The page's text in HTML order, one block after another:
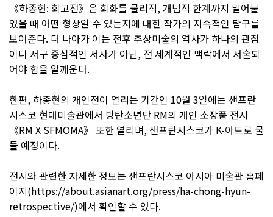
《하종현: 회고전》은 회화를 물리적, 개념적 한계까지 밀어붙
였을 때 어떤 형상일 수 있는지에 대한 작가의 지속적인 탐구를
보여준다. 더 나아가 이는 전후 추상미술의 역사가 하나의 관점
이나 서구 중심적인 서사가 아닌, 전 세계적인 맥락에서 서술되
어야 함을 일깨운다.
한편, 하종현의 개인전이 열리는 기간인 10월 3일에는 샌프란
시스코 현대미술관에서 방탄소년단 RM의 개인 소장품 전시
《RM X SFMOMA》 또한 열리며, 샌프란시스코가 K-아트로 물
들 예정이다.
전시와 관련한 자세한 정보는 샌프란시스코 아시아 미술관 홈페
이지(https://about.asianart.org/press/ha-chong-hyun-
retrospective/)에서 확인할 수 있다.